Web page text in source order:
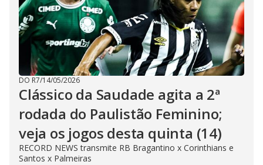
DO R7/14/05/2026
Clássico da Saudade agita a 2ª
rodada do Paulistão Feminino;
veja os jogos desta quinta (14)
RECORD NEWS transmite RB Bragantino x Corinthians e
Santos x Palmeiras